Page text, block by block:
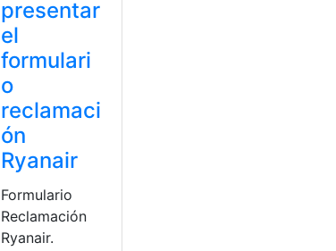
presentar
el
formulari
o
reclamaci
ón
Ryanair
Formulario
Reclamación
Ryanair.